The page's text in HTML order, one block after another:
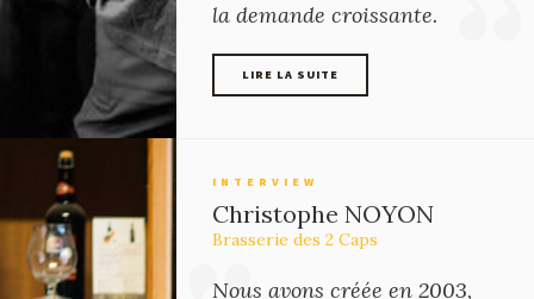
la demande croissante.
LIRE LA SUITE
INTERVIEW
Christophe NOYON
Brasserie des 2 Caps
Nous avons créée en 2003,